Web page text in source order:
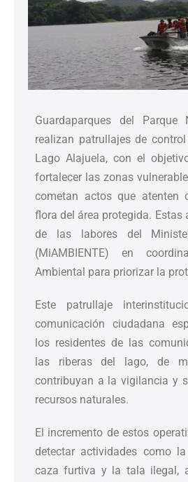
Guardaparques del Parque
realizan patrullajes de
Lago Alajuela, con el
fortalecer las zonas
cometan actos que atenten
flora del área protegida. Estas
de las labores del
(MiAMBIENTE) en
Ambiental para priorizar la
Este patrullaje
comunicación ciudadana
los residentes de las
las riberas del lago, de
contribuyan a la vigilancia y
recursos naturales.
El incremento de estos
detectar actividades como
caza furtiva y la tala ilegal,